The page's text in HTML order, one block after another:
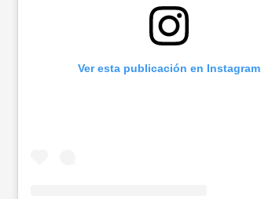
Ver esta publicación en Instagram